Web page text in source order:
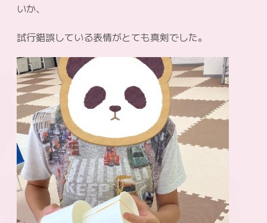
いか、
試行錯誤している表情がとても真剣でした。